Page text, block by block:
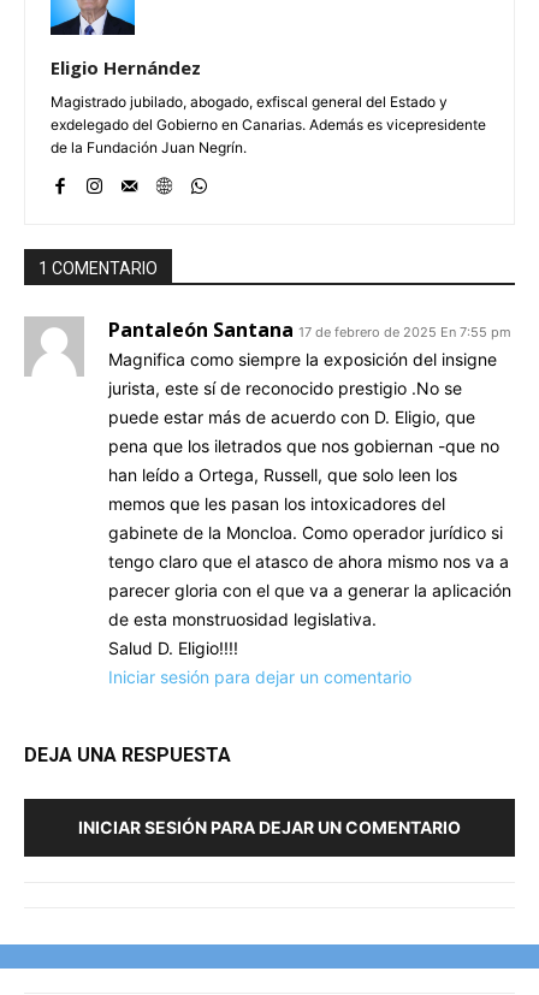
Eligio Hernández
Magistrado jubilado, abogado, exfiscal general del Estado y
exdelegado del Gobierno en Canarias. Además es vicepresidente
de la Fundación Juan Negrín.
1 COMENTARIO
Pantaleón Santana 17 de febrero de 2025 En 7:55 pm
Magnifica como siempre la exposición del insigne
jurista, este sí de reconocido prestigio .No se
puede estar más de acuerdo con D. Eligio, que
pena que los iletrados que nos gobiernan -que no
han leído a Ortega, Russell, que solo leen los
memos que les pasan los intoxicadores del
gabinete de la Moncloa. Como operador jurídico si
tengo claro que el atasco de ahora mismo nos va a
parecer gloria con el que va a generar la aplicación
de esta monstruosidad legislativa.
Salud D. Eligio!!!!
Iniciar sesión para dejar un comentario
DEJA UNA RESPUESTA
INICIAR SESIÓN PARA DEJAR UN COMENTARIO